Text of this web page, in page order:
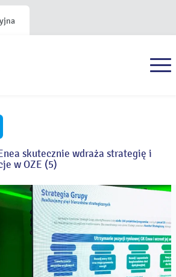
skutecznie wdraża strategię i
w OZE (5)